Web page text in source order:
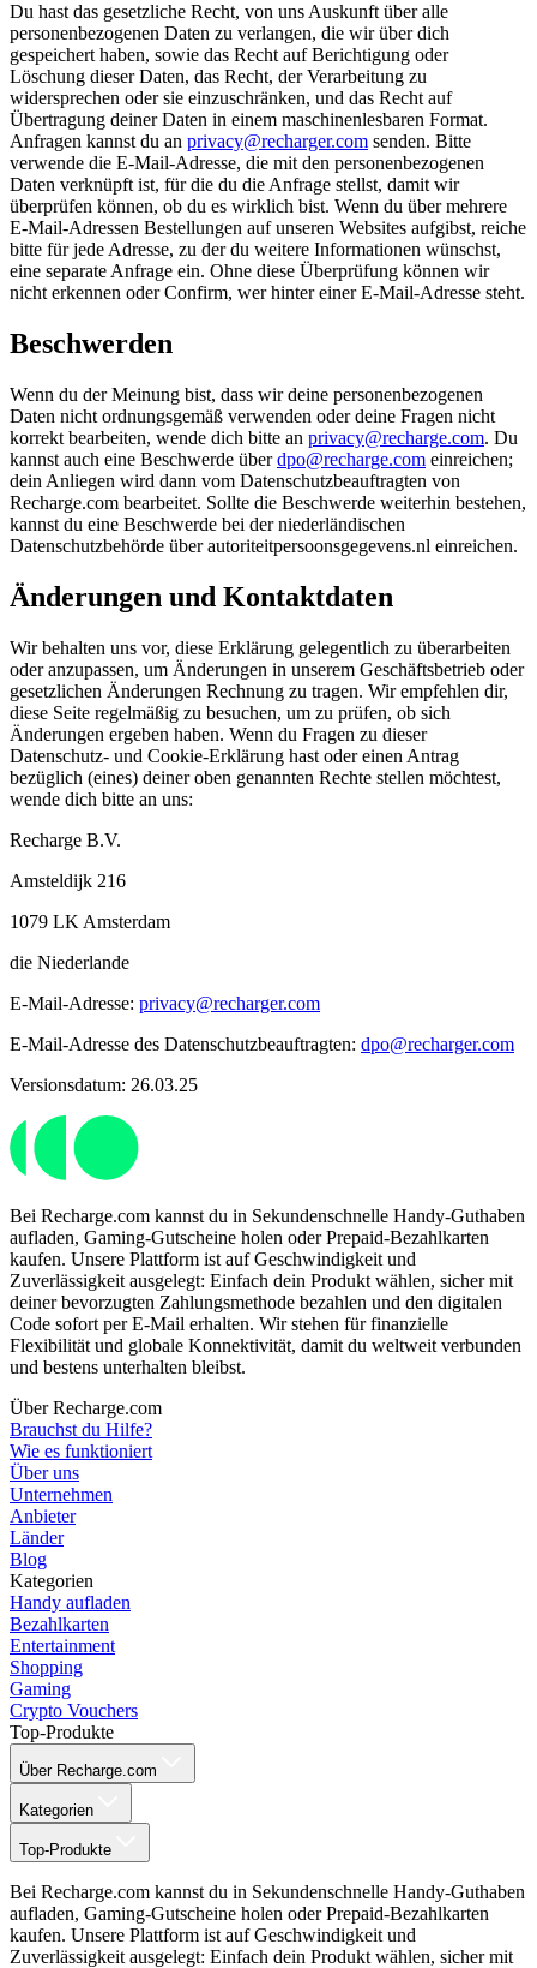
Du hast das gesetzliche Recht, von uns Auskunft über alle
personenbezogenen Daten zu verlangen, die wir über dich
gespeichert haben, sowie das Recht auf Berichtigung oder
Löschung dieser Daten, das Recht, der Verarbeitung zu
widersprechen oder sie einzuschränken, und das Recht auf
Übertragung deiner Daten in einem maschinenlesbaren Format.
Anfragen kannst du an privacy@recharger.com senden. Bitte
verwende die E-Mail-Adresse, die mit den personenbezogenen
Daten verknüpft ist, für die du die Anfrage stellst, damit wir
überprüfen können, ob du es wirklich bist. Wenn du über mehrere
E-Mail-Adressen Bestellungen auf unseren Websites aufgibst, reiche
bitte für jede Adresse, zu der du weitere Informationen wünschst,
eine separate Anfrage ein. Ohne diese Überprüfung können wir
nicht erkennen oder Confirm, wer hinter einer E-Mail-Adresse steht.
Beschwerden
Wenn du der Meinung bist, dass wir deine personenbezogenen
Daten nicht ordnungsgemäß verwenden oder deine Fragen nicht
korrekt bearbeiten, wende dich bitte an privacy@recharge.com. Du
kannst auch eine Beschwerde überdpo@recharge.com einreichen;
dein Anliegen wird dann vom Datenschutzbeauftragten von
Recharge.com bearbeitet. Sollte die Beschwerde weiterhin bestehen,
kannst du eine Beschwerde bei der niederländischen
Datenschutzbehörde über autoriteitpersoonsgegevens.nl einreichen.
Änderungen und Kontaktdaten
Wir behalten uns vor, diese Erklärung gelegentlich zu überarbeiten
oder anzupassen, um Änderungen in unserem Geschäftsbetrieb oder
gesetzlichen Änderungen Rechnung zu tragen. Wir empfehlen dir,
diese Seite regelmäßig zu besuchen, um zu prüfen, ob sich
Änderungen ergeben haben. Wenn du Fragen zu dieser
Datenschutz- und Cookie-Erklärung hast oder einen Antrag
bezüglich (eines) deiner oben genannten Rechte stellen möchtest,
wende dich bitte an uns:
Recharge B.V.
Amsteldijk 216
1079 LK Amsterdam
die Niederlande
E-Mail-Adresse: privacy@recharger.com
E-Mail-Adresse des Datenschutzbeauftragten: dpo@recharger.com
Versionsdatum: 26.03.25
Bei Recharge.com kannst du in Sekundenschnelle Handy-Guthaben
aufladen, Gaming-Gutscheine holen oder Prepaid-Bezahlkarten
kaufen. Unsere Plattform ist auf Geschwindigkeit und
Zuverlässigkeit ausgelegt: Einfach dein Produkt wählen, sicher mit
deiner bevorzugten Zahlungsmethode bezahlen und den digitalen
Code sofort per E-Mail erhalten. Wir stehen für finanzielle
Flexibilität und globale Konnektivität, damit du weltweit verbunden
und bestens unterhalten bleibst.
Über Recharge.com
Brauchst du Hilfe?
Wie es funktioniert
Über uns
Unternehmen
Anbieter
Länder
Blog
Kategorien
Handy aufladen
Bezahlkarten
Entertainment
Shopping
Gaming
Crypto Vouchers
Top-Produkte
Über Recharge.com
Kategorien
Top-Produkte
Bei Recharge.com kannst du in Sekundenschnelle Handy-Guthaben
aufladen, Gaming-Gutscheine holen oder Prepaid-Bezahlkarten
kaufen. Unsere Plattform ist auf Geschwindigkeit und
Zuverlässigkeit ausgelegt: Einfach dein Produkt wählen, sicher mit